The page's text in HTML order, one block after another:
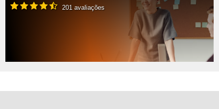
201 avaliações